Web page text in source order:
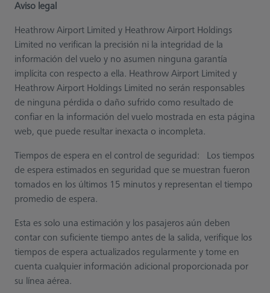
Aviso legal
Heathrow Airport Limited y Heathrow Airport Holdings
Limited no verifican la precisión ni la integridad de la
información del vuelo y no asumen ninguna garantía
implícita con respecto a ella. Heathrow Airport Limited y
Heathrow Airport Holdings Limited no serán responsables
de ninguna pérdida o daño sufrido como resultado de
confiar en la información del vuelo mostrada en esta página
web, que puede resultar inexacta o incompleta.
Tiempos de espera en el control de seguridad: Los tiempos
de espera estimados en seguridad que se muestran fueron
tomados en los últimos 15 minutos y representan el tiempo
promedio de espera.
Esta es solo una estimación y los pasajeros aún deben
contar con suficiente tiempo antes de la salida, verifique los
tiempos de espera actualizados regularmente y tome en
cuenta cualquier información adicional proporcionada por
su línea aérea.